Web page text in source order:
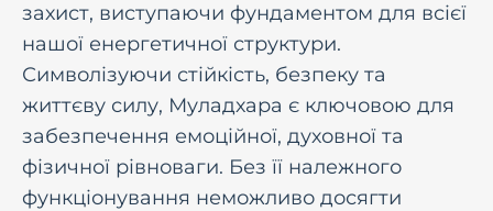
захист, виступаючи фундаментом для всієї
нашої енергетичної структури.
Символізуючи стійкість, безпеку та
життєву силу, Муладхара є ключовою для
забезпечення емоційної, духовної та
фізичної рівноваги. Без її належного
функціонування неможливо досягти